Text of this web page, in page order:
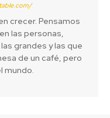
crecer. Pensamos
las personas,
grandes y las que
de un café, pero
mundo.